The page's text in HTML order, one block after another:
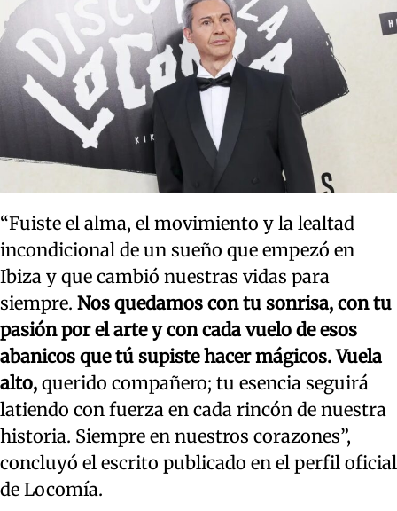
“Fuiste el alma, el movimiento y la lealtad
incondicional de un sueño que empezó en
Ibiza y que cambió nuestras vidas para
siempre. Nos quedamos con tu sonrisa, con tu
pasión por el arte y con cada vuelo de esos
abanicos que tú supiste hacer mágicos. Vuela
alto, querido compañero; tu esencia seguirá
latiendo con fuerza en cada rincón de nuestra
historia. Siempre en nuestros corazones”,
concluyó el escrito publicado en el perfil oficial
de Locomía.